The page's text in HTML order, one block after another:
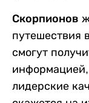
Скорпионов
путешествия
смогут
лидерские